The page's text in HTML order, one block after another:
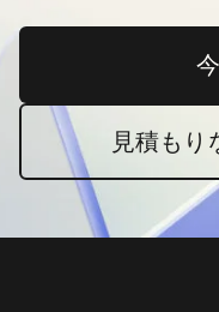
見積もり